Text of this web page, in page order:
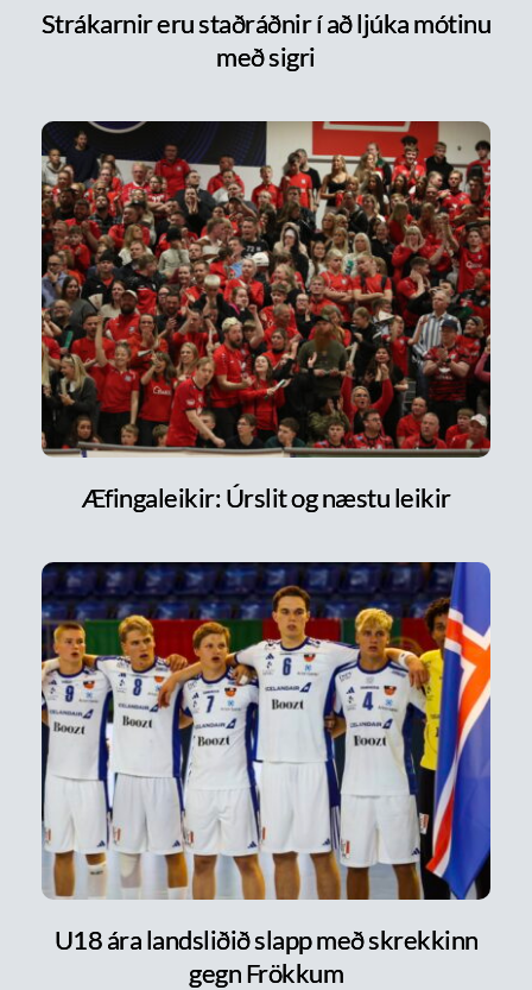
Strákarnir eru staðráðnir í að ljúka mótinu
með sigri
Æfingaleikir: Úrslit og næstu leikir
U18 ára landsliðið slapp með skrekkinn
gegn Frökkum